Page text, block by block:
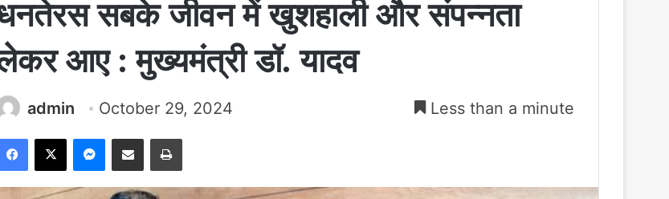
सबके जीवन में खुशहाली और संपन्नता
आए : मुख्यमंत्री डॉ. यादव
admin October 29, 2024 Less than a minute
Facebook
X Messenger
Share via Email Print